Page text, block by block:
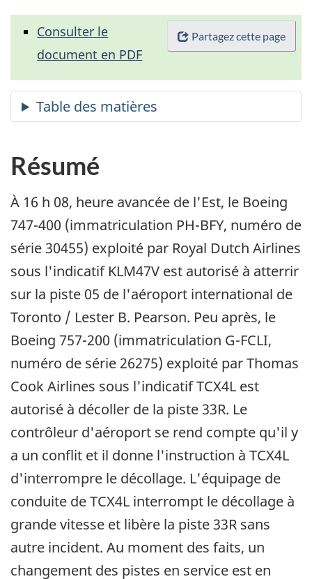
Partagez cette page
Consulter le
document en PDF
Résumé
À 16 h 08, heure avancée de l'Est, le Boeing
747-400 (immatriculation PH-BFY, numéro de
série 30455) exploité par Royal Dutch Airlines
sous l'indicatif KLM47V est autorisé à atterrir
sur la piste 05 de l'aéroport international de
Toronto / Lester B. Pearson. Peu après, le
Boeing 757-200 (immatriculation G-FCLI,
numéro de série 26275) exploité par Thomas
Cook Airlines sous l'indicatif TCX4L est
autorisé à décoller de la piste 33R. Le
contrôleur d'aéroport se rend compte qu'il y
a un conflit et il donne l'instruction à TCX4L
d'interrompre le décollage. L'équipage de
conduite de TCX4L interrompt le décollage à
grande vitesse et libère la piste 33R sans
autre incident. Au moment des faits, un
changement des pistes en service est en